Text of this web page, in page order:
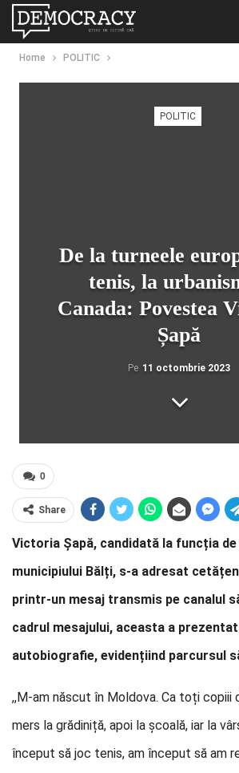
Home POLITIC
POLITIC
De la turneele
tenis, la
Canada: Povestea
Șapă
Pe 11 octombrie 2023
0
Share
Victoria Șapă, candidată la funcția
municipiului Bălți, s-a adresat
printr-un mesaj transmis pe canalul
cadrul mesajului, aceasta a
autobiografie, evidențiind parcursul
,,M-am născut în Moldova. Ca toți copiii
mers la grădiniță, apoi la școală, iar la
început să joc tenis, am început să am